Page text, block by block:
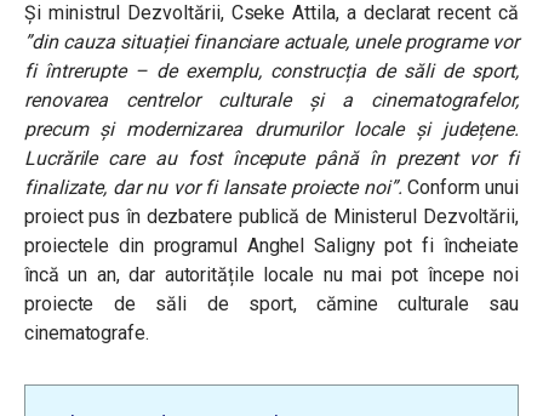
Și ministrul Dezvoltării, Cseke Attila, a declarat recent că
”din cauza situației financiare actuale, unele programe vor
fi întrerupte – de exemplu, construcția de săli de sport,
renovarea centrelor culturale și a cinematografelor,
precum și modernizarea drumurilor locale și județene.
Lucrările care au fost începute până în prezent vor fi
finalizate, dar nu vor fi lansate proiecte noi”.Conform unui
proiect pus în dezbatere publică de Ministerul Dezvoltării,
proiectele din programul Anghel Saligny pot fi încheiate
încă un an, dar autoritățile locale nu mai pot începe noi
proiecte de săli de sport, cămine culturale sau
cinematografe.